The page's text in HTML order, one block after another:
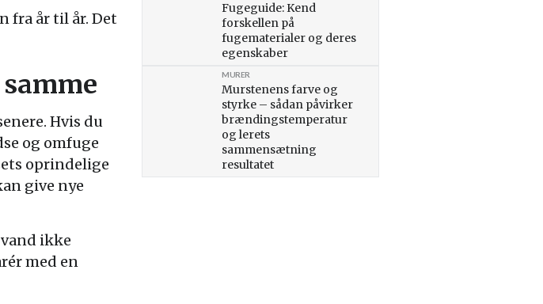
fra år til år. Det
Hvis du
og omfuge
oprindelige
give nye
ikke
med en
Fugeguide: Kend
forskellen på
fugematerialer og deres
egenskaber
Murstenens farve og
styrke – sådan påvirker
brændingstemperatur
og lerets
sammensætning
resultatet
MURER